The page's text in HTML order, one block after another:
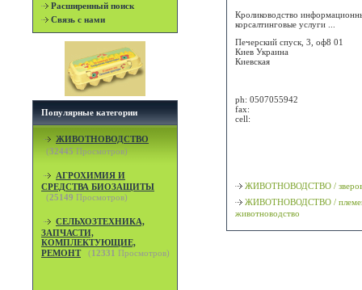
Расширенный поиск
Связь с нами
Популярные категории
ЖИВОТНОВОДСТВО
(32445 Просмотров)
АГРОХИМИЯ И
СРЕДСТВА БИОЗАЩИТЫ
(25149 Просмотров)
СЕЛЬХОЗТЕХНИКА,
ЗАПЧАСТИ,
КОМПЛЕКТУЮЩИЕ,
РЕМОНТ
(12331 Просмотров)
Кролиководство
корсалтинговые услуги ...
Печерский спуск, 3, оф8 01
Киев Украина
Киевская
ph: 0507055942
fax:
cell:
ЖИВОТНОВОДСТВО /
ЖИВОТНОВОДСТВО /
животноводство